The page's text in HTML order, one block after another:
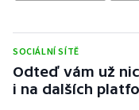
Veslování
SOCIÁLNÍ SÍTĚ
Odteď vám už
i na dalších